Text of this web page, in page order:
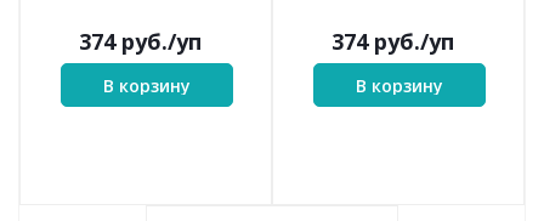
374руб./уп
В корзину
374руб./уп
В корзину